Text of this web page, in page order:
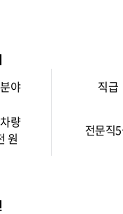
야
직급
량
원
전문직